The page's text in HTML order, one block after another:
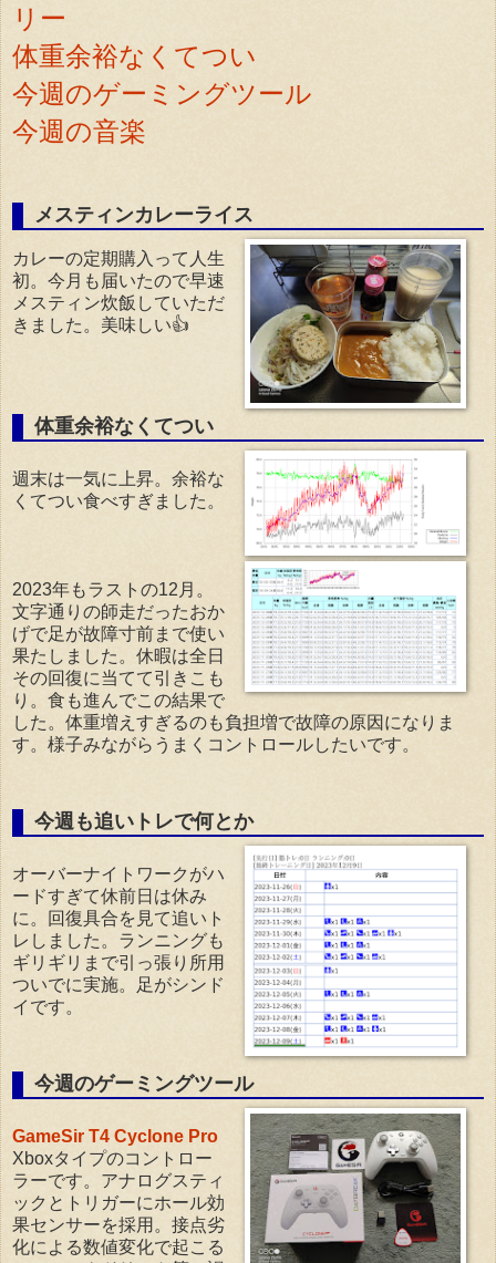
リー
体重余裕なくてつい
今週のゲーミングツール
今週の音楽
メスティンカレーライス
カレーの定期購入って人生
初。今月も届いたので早速
メスティン炊飯していただ
きました。美味しい👍
体重余裕なくてつい
週末は一気に上昇。余裕な
くてつい食べすぎました。
2023年もラストの12月。
文字通りの師走だったおか
げで足が故障寸前まで使い
果たしました。休暇は全日
その回復に当てて引きこも
り。食も進んでこの結果で
した。体重増えすぎるのも負担増で故障の原因になりま
す。様子みながらうまくコントロールしたいです。
今週も追いトレで何とか
オーバーナイトワークがハ
ードすぎて休前日は休み
に。回復具合を見て追いト
レしました。ランニングも
ギリギリまで引っ張り所用
ついでに実施。足がシンド
イです。
今週のゲーミングツール
GameSir T4 Cyclone Pro
Xboxタイプのコントロー
ラーです。アナログスティ
ックとトリガーにホール効
果センサーを採用。接点劣
化による数値変化で起こる